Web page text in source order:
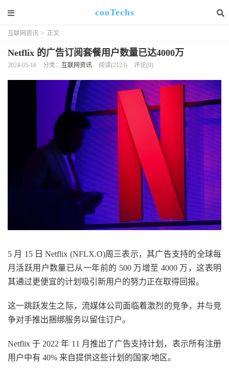
cooTechs
互联网资讯 > 正文
Netflix 的广告订阅套餐用户数量已达4000万
2024-05-16 分类： 互联网资讯 阅读(2123) 评论(0)
5 月 15 日 Netflix (NFLX.O)周三表示，其广告支持的全球每
月活跃用户数量已从一年前的 500 万增至 4000 万，这表明
其通过更便宜的计划吸引新用户的努力正在取得回报。
这一跳跃发生之际，流媒体公司面临着激烈的竞争，并与竞
争对手推出捆绑服务以留住订户。
Netflix 于 2022 年 11 月推出了广告支持计划，表示所有注册
用户中有 40% 来自提供这些计划的国家/地区。